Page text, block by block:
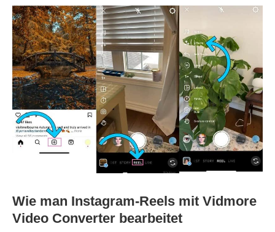
Wie man Instagram‑Reels mit Vidmore
Video Converter bearbeitet